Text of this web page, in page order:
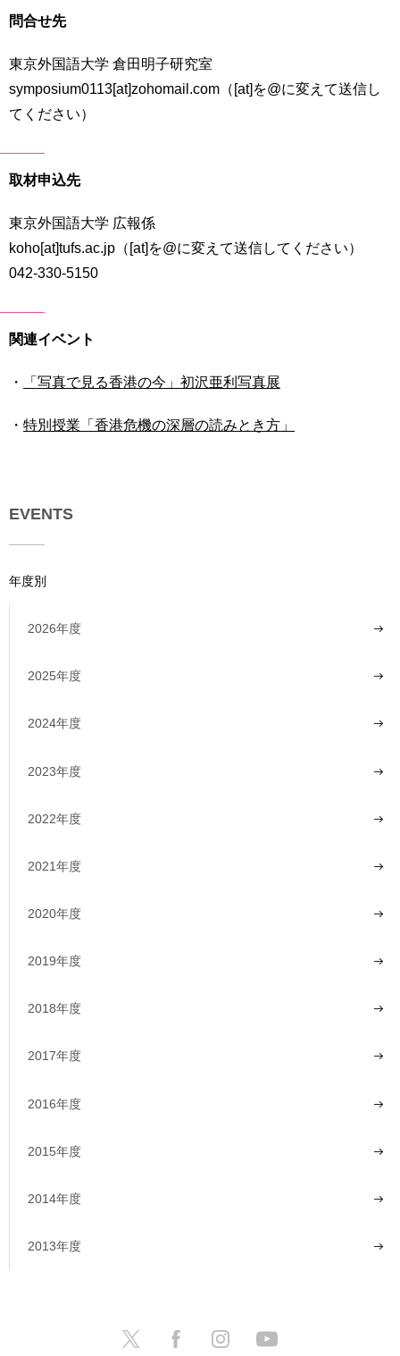
問合せ先
東京外国語大学 倉田明子研究室
symposium0113[at]zohomail.com（[at]を@に変えて送信し
てください）
取材申込先
東京外国語大学 広報係
koho[at]tufs.ac.jp（[at]を@に変えて送信してください）
042-330-5150
関連イベント
・ 「写真で見る香港の今」初沢亜利写真展
・ 特別授業「香港危機の深層の読みとき方」
EVENTS
年度別
2026年度
2025年度
2024年度
2023年度
2022年度
2021年度
2020年度
2019年度
2018年度
2017年度
2016年度
2015年度
2014年度
2013年度